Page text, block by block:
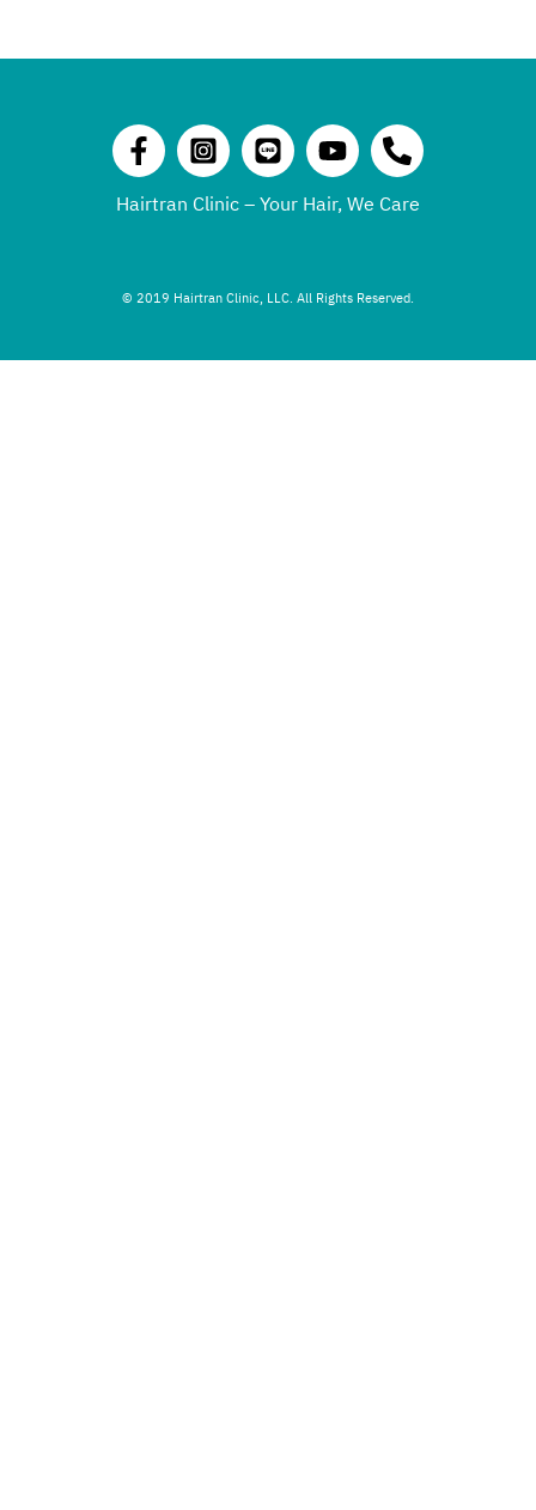
Hairtran Clinic – Your Hair, We Care
© 2019 Hairtran Clinic, LLC. All Rights Reserved.